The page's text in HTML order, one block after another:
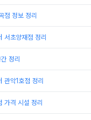
점 정보 정리
서초양재점 정리
정리
관악1호점 정리
가격 시설 정리